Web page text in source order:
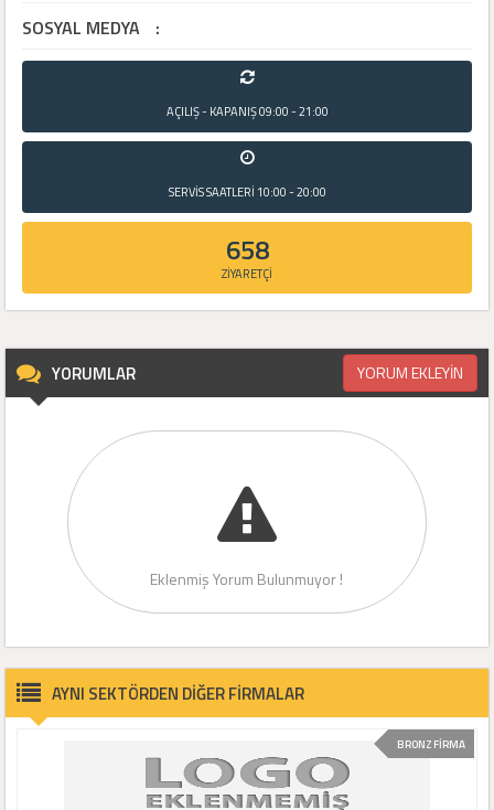
SOSYAL MEDYA :
AÇILIŞ - KAPANIŞ09:00 - 21:00
SERVİS SAATLERİ 10:00 - 20:00
658
ZİYARETÇİ
YORUMLAR YORUM EKLEYİN
Eklenmiş Yorum Bulunmuyor !
AYNI SEKTÖRDEN DİĞER FİRMALAR
BRONZ FİRMA